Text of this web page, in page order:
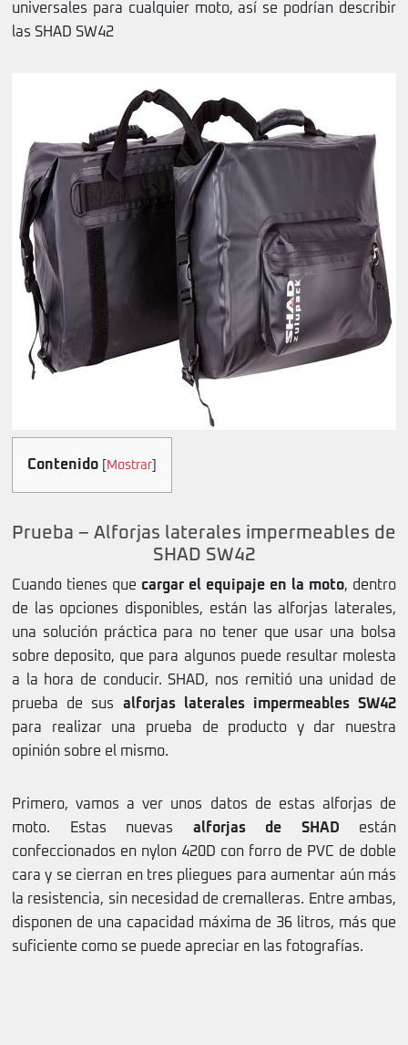
universales para cualquier moto, así se podrían describir
las SHAD SW42
Contenido Mostrar
Prueba – Alforjas laterales impermeables de
SHAD SW42
Cuando tienes que cargar el equipaje en la moto, dentro
de las opciones disponibles, están las alforjas laterales,
una solución práctica para no tener que usar una bolsa
sobre deposito, que para algunos puede resultar molesta
a la hora de conducir. SHAD, nos remitió una unidad de
prueba de sus alforjas laterales impermeables SW42
para realizar una prueba de producto y dar nuestra
opinión sobre el mismo.
Primero, vamos a ver unos datos de estas alforjas de
moto. Estas nuevas alforjas de SHAD están
confeccionados en nylon 420D con forro de PVC de doble
cara y se cierran en tres pliegues para aumentar aún más
la resistencia, sin necesidad de cremalleras. Entre ambas,
disponen de una capacidad máxima de 36 litros, más que
suficiente como se puede apreciar en las fotografías.